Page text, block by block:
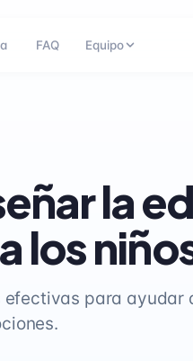
FAQ Equipo
la
los
efectivas para ayudar